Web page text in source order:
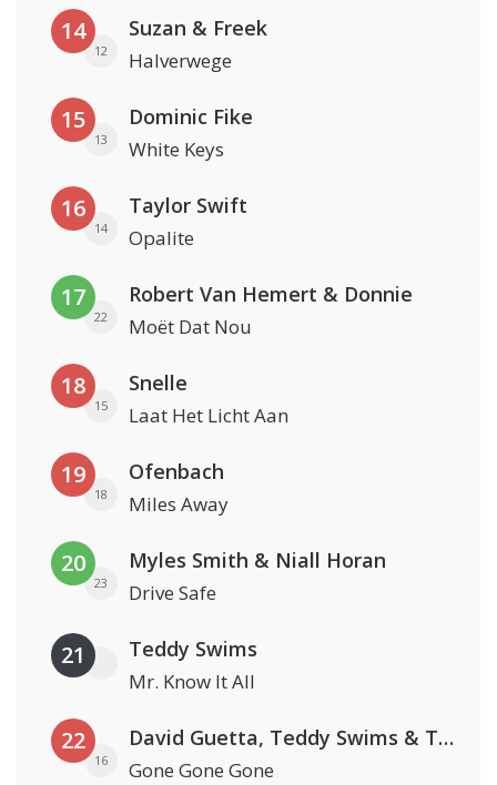
14
12
Suzan & Freek
Halverwege
15
13
Dominic Fike
White Keys
16
14
Taylor Swift
Opalite
17
22
Robert Van Hemert & Donnie
Moët Dat Nou
18
15
Snelle
Laat Het Licht Aan
19
18
Ofenbach
Miles Away
20
23
Myles Smith & Niall Horan
Drive Safe
21 Teddy Swims
Mr. Know It All
22
16
David Guetta, Teddy Swims & Tones And I
Gone Gone Gone